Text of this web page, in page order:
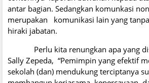
antar bagian. Sedangkan komunkasi
merupakan komunikasi lain yang
hiraki jabatan.
Perlu kita renungkan apa yang
Sally Zepeda, “Pemimpin yang efektif
sekolah (dan) mendukung terciptanya